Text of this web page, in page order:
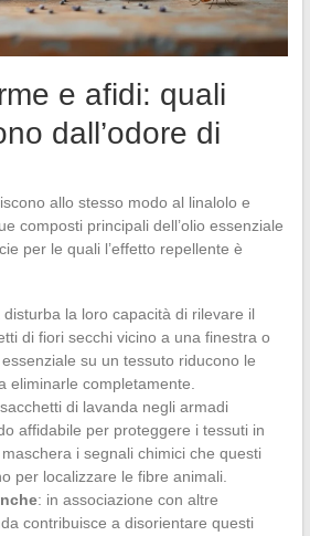
e afidi: quali
dall’odore di
allo stesso modo al linalolo e
composti principali dell’olio essenziale
per le quali l’effetto repellente è
la loro capacità di rilevare il
di fiori secchi vicino a una finestra o
su un tessuto riducono le
eliminarle completamente.
di lavanda negli armadi
affidabile per proteggere i tessuti in
maschera i segnali chimici che questi
per localizzare le fibre animali.
: in associazione con altre
contribuisce a disorientare questi